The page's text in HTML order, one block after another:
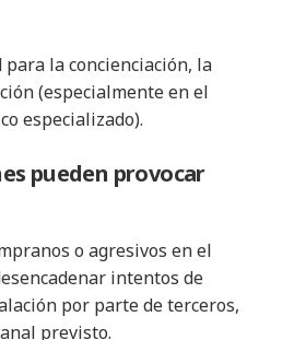
la concienciación, la
(especialmente en el
especializado).
pueden provocar
o agresivos en el
intentos de
por parte de terceros,
previsto.